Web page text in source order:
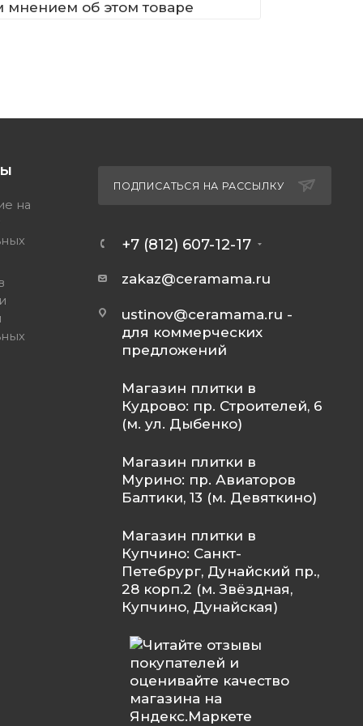
мнением об этом товаре
на
ПОДПИСАТЬСЯ НА РАССЫЛКУ
+7 (812) 607-12-17
zakaz@ceramama.ru
ustinov@ceramama.ru -
для коммерческих
предложений
Магазин плитки в
Кудрово: пр. Строителей, 6
(м. ул. Дыбенко)
Магазин плитки в
Мурино: пр. Авиаторов
Балтики, 13 (м. Девяткино)
Магазин плитки в
Купчино: Санкт-
Петебрург, Дунайский пр.,
28 корп.2 (м. Звёздная,
Купчино, Дунайская)